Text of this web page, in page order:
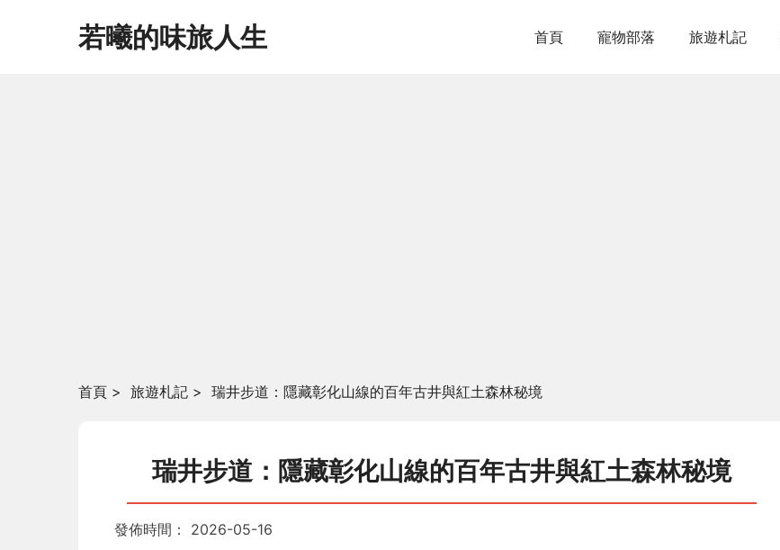
若曦的味旅人生 首頁 寵物部落 旅遊札記
首頁 > 旅遊札記 > 瑞井步道：隱藏彰化山線的百年古井與紅土森林秘境
瑞井步道：隱藏彰化山線的百年古井與紅土森林秘境
發佈時間： 2026-05-16